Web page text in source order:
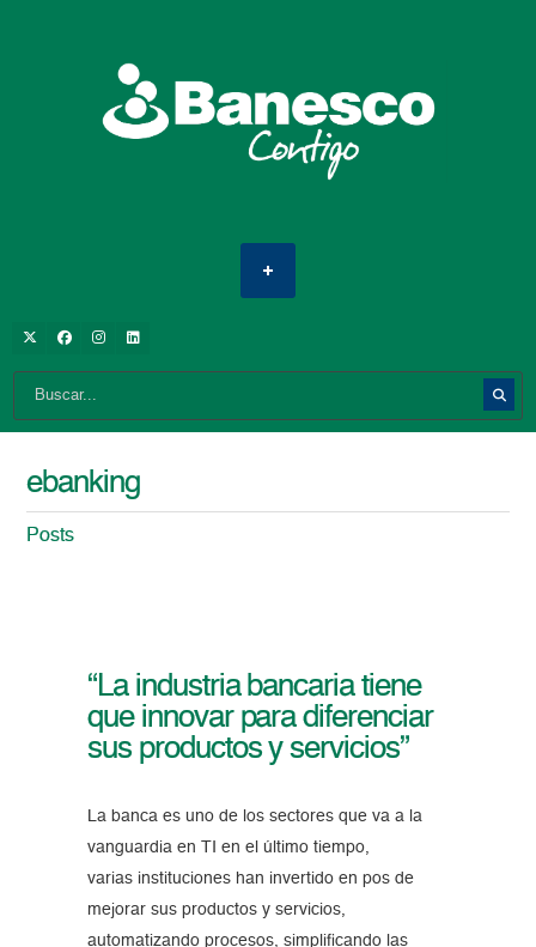
ebanking
Posts
“La industria bancaria tiene
que innovar para diferenciar
sus productos y servicios”
La banca es uno de los sectores que va a la
vanguardia en TI en el último tiempo,
varias instituciones han invertido en pos de
mejorar sus productos y servicios,
automatizando procesos, simplificando las